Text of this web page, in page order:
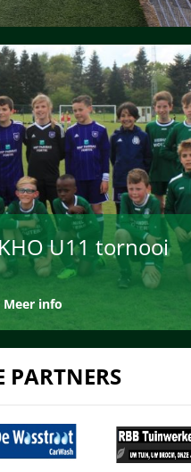
U11 tornooi
Meer info
PARTNERS